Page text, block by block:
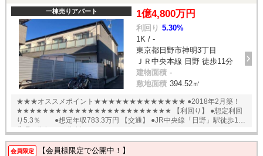
一棟売りアパート 1億4,800万円
利回り 5.30%
1K / -
東京都日野市神明3丁目
ＪＲ中央本線 日野 徒歩11分
建物面積 -
敷地面積 394.52㎡
★★★オススメポイント★★★★★★★★★★★★★ ●2018年2月築！
★★★★★★★★★★★★★★★★★★★★★★★★ 【利回り】 ●想定利回
り5.3％ ●想定年収783.3万円 【交通】 ●JR中央線「日野」駅徒歩11
分 English available
会員限定 【会員様限定で公開中！】